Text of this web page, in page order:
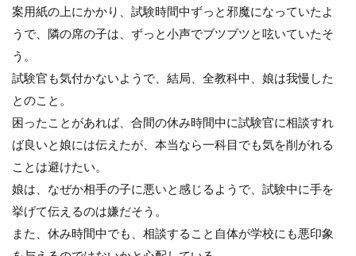
案用紙の上にかかり、試験時間中ずっと邪魔になっていたよ
うで、隣の席の子は、ずっと小声でブツブツと呟いていたそ
う。
試験官も気付かないようで、結局、全教科中、娘は我慢した
とのこと。
困ったことがあれば、合間の休み時間中に試験官に相談すれ
ば良いと娘には伝えたが、本当なら一科目でも気を削がれる
ことは避けたい。
娘は、なぜか相手の子に悪いと感じるようで、試験中に手を
挙げて伝えるのは嫌だそう。
また、休み時間中でも、相談すること自体が学校にも悪印象